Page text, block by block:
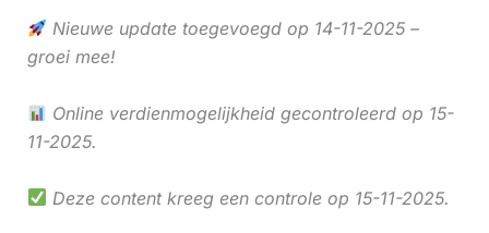
Nieuwe update toegevoegd op 14-11-2025 –
groei mee!
Online verdienmogelijkheid gecontroleerd op 15-
11-2025.
Deze content kreeg een controle op 15-11-2025.